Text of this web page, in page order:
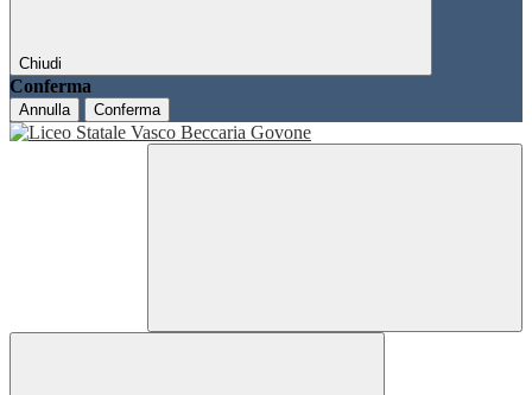
Chiudi
Conferma
Annulla Conferma